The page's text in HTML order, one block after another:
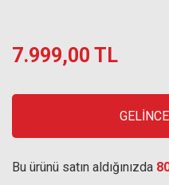
7.999,00 TL
Bu ürünü satın aldığınızda